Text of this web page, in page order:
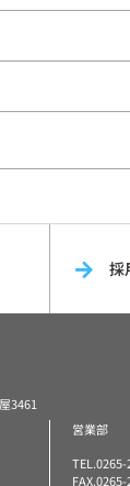
採
3461
営業部